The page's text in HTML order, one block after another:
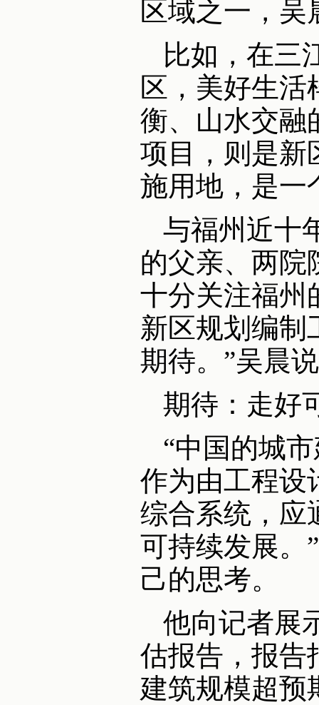
区域之一，吴
比如，在三
区，美好生活
衡、山水交融
项目，则是新
施用地，是一
与福州近十
的父亲、两院
十分关注福州
新区规划编制
期待。”吴晨
期待：走好
“中国的城
作为由工程设
综合系统，应
可持续发展。
己的思考。
他向记者展
估报告，报告
建筑规模超预